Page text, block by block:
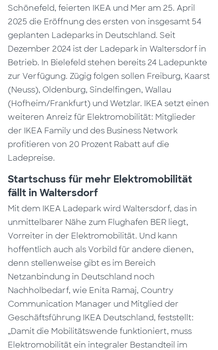
Schönefeld, feierten IKEA und Mer am 25. April
2025 die Eröffnung des ersten von insgesamt 54
geplanten Ladeparks in Deutschland. Seit
Dezember 2024 ist der Ladepark in Waltersdorf in
Betrieb. In Bielefeld stehen bereits 24 Ladepunkte
zur Verfügung. Zügig folgen sollen Freiburg, Kaarst
(Neuss), Oldenburg, Sindelfingen, Wallau
(Hofheim/Frankfurt) und Wetzlar. IKEA setzt einen
weiteren Anreiz für Elektromobilität: Mitglieder
der IKEA Family und des Business Network
profitieren von 20 Prozent Rabatt auf die
Ladepreise.
Startschuss für mehr Elektromobilität
fällt in Waltersdorf
Mit dem IKEA Ladepark wird Waltersdorf, das in
unmittelbarer Nähe zum Flughafen BER liegt,
Vorreiter in der Elektromobilität. Und kann
hoffentlich auch als Vorbild für andere dienen,
denn stellenweise gibt es im Bereich
Netzanbindung in Deutschland noch
Nachholbedarf, wie Enita Ramaj, Country
Communication Manager und Mitglied der
Geschäftsführung IKEA Deutschland, feststellt:
„Damit die Mobilitätswende funktioniert, muss
Elektromobilität ein integraler Bestandteil im